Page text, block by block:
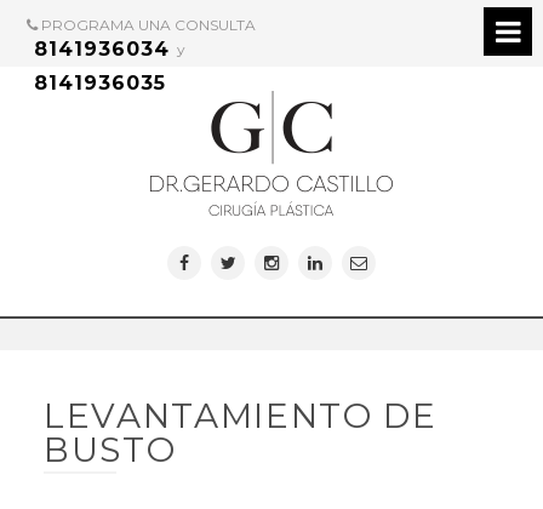
PROGRAMA UNA CONSULTA
8141936034 y
8141936035
LEVANTAMIENTO DE
BUSTO